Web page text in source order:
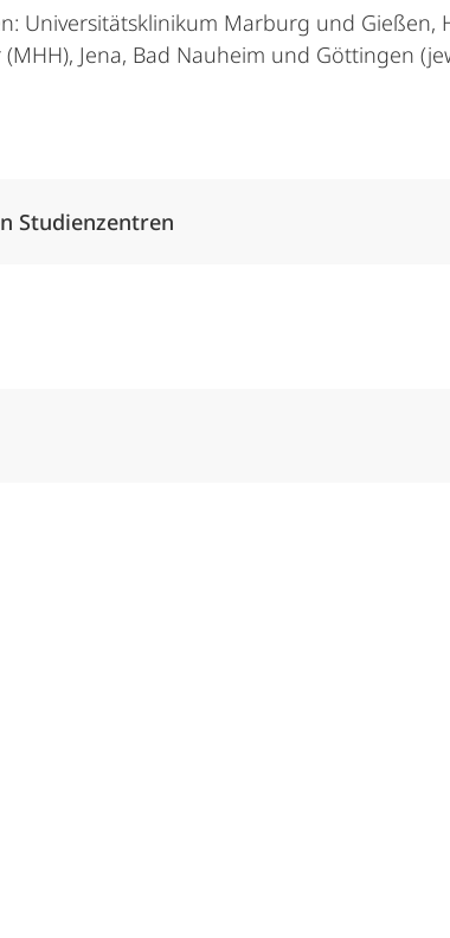
Universitätsklinikum Marburg und Gießen,
Jena, Bad Nauheim und Göttingen
Studienzentren